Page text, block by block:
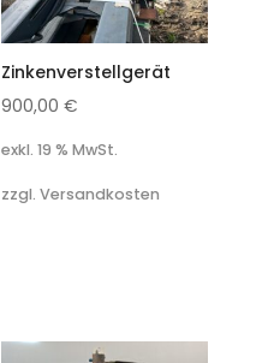
Zinkenverstellgerät
900,00€
exkl. 19 % MwSt.
zzgl. Versandkosten